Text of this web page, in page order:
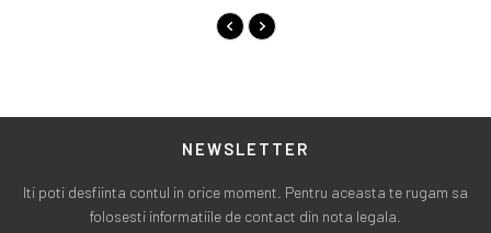
NEWSLETTER
Iti poti desfiinta contul in orice moment. Pentru aceasta te rugam sa
folosesti informatiile de contact din nota legala.